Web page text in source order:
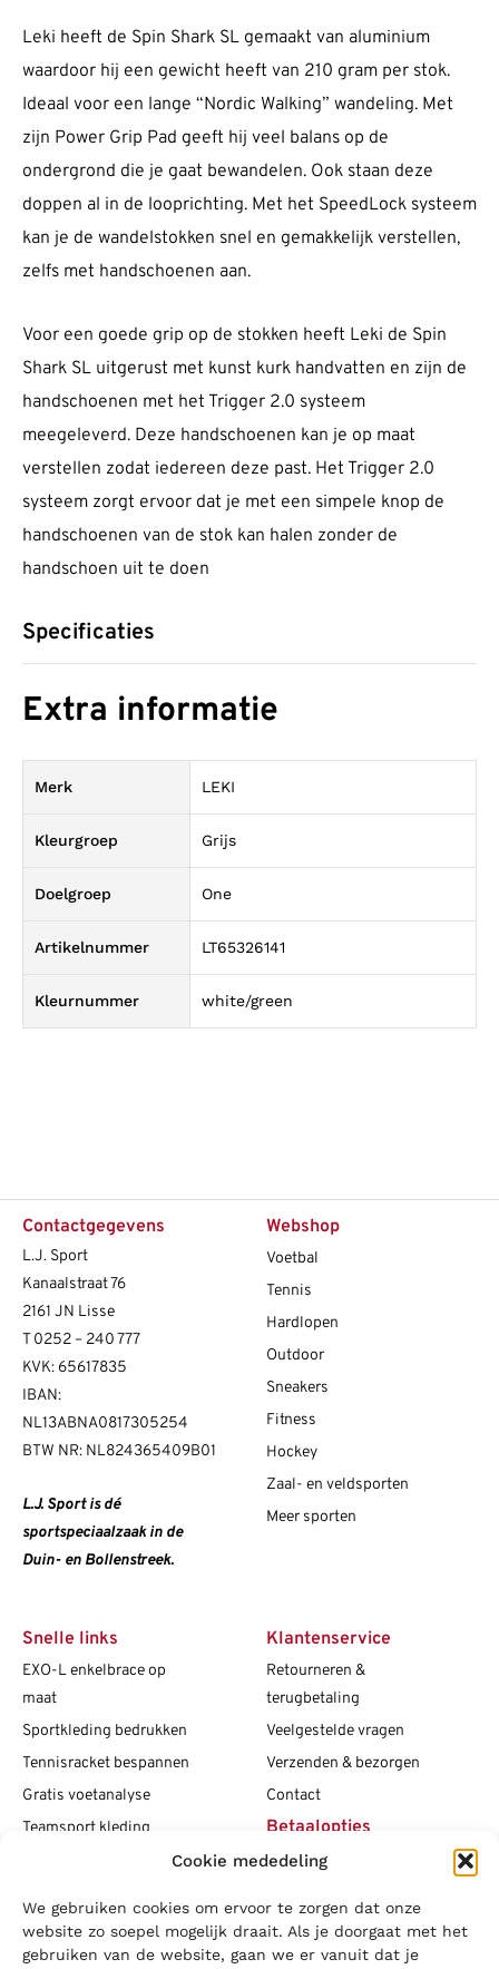
Cookie mededeling
We gebruiken cookies om ervoor te zorgen dat onze
website zo soepel mogelijk draait. Als je doorgaat met het
gebruiken van de website, gaan we er vanuit dat je
Leki heeft de Spin Shark SL gemaakt van aluminium
waardoor hij een gewicht heeft van 210 gram per stok.
Ideaal voor een lange “Nordic Walking” wandeling. Met
zijn Power Grip Pad geeft hij veel balans op de
ondergrond die je gaat bewandelen. Ook staan deze
doppen al in de looprichting. Met het SpeedLock systeem
kan je de wandelstokken snel en gemakkelijk verstellen,
zelfs met handschoenen aan.
Voor een goede grip op de stokken heeft Leki de Spin
Shark SL uitgerust met kunst kurk handvatten en zijn de
handschoenen met het Trigger 2.0 systeem
meegeleverd. Deze handschoenen kan je op maat
verstellen zodat iedereen deze past. Het Trigger 2.0
systeem zorgt ervoor dat je met een simpele knop de
handschoenen van de stok kan halen zonder de
handschoen uit te doen
Specificaties
Extra informatie
Merk LEKI
Kleurgroep Grijs
Doelgroep One
Artikelnummer LT65326141
Kleurnummer white/green
Contactgegevens
L.J. Sport
Kanaalstraat 76
2161 JN Lisse
T0252 – 240 777
KVK: 65617835
IBAN:
NL13ABNA0817305254
BTW NR: NL824365409B01
L.J. Sport is dé
sportspeciaalzaak in de
Duin- en Bollenstreek.
Webshop
Voetbal
Tennis
Hardlopen
Outdoor
Sneakers
Fitness
Hockey
Zaal- en veldsporten
Meer sporten
Snelle links
EXO-L enkelbrace op
maat
Sportkleding bedrukken
Tennisracket bespannen
Gratis voetanalyse
Teamsport kleding
Vacatures
Blogs
Klantenservice
Retourneren &
terugbetaling
Veelgestelde vragen
Verzenden & bezorgen
Contact
Betaalopties
Social media